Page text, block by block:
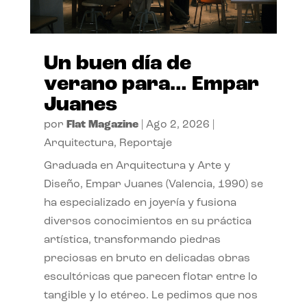
Un buen día de
verano para… Empar
Juanes
por Flat Magazine| Ago 2, 2026
Arquitectura, Reportaje
Graduada en Arquitectura y Arte y
Diseño, Empar Juanes (Valencia, 1990) se
ha especializado en joyería y fusiona
diversos conocimientos en su práctica
artística, transformando piedras
preciosas en bruto en delicadas obras
escultóricas que parecen flotar entre lo
tangible y lo etéreo. Le pedimos que nos